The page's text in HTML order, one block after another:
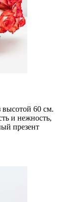
60 см.
и нежность,
презент